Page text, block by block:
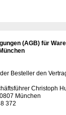
(AGB) für
Besteller den
Christoph
München
372